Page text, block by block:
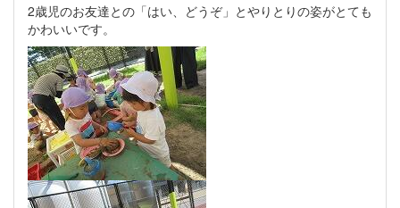
2歳児のお友達との「はい、どうぞ」とやりとりの姿がとても
かわいいです。